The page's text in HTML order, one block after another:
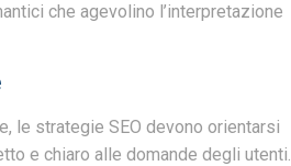
che agevolino l’interpretazione
le strategie SEO devono orientarsi
e chiaro alle domande degli utenti.